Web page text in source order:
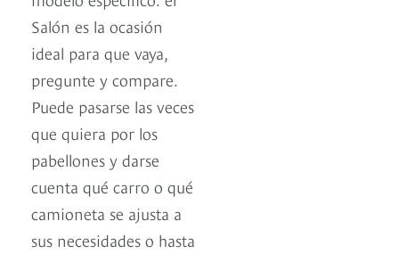
Salón es la ocasión
ideal para que vaya,
pregunte y compare.
Puede pasarse las veces
que quiera por los
pabellones y darse
cuenta qué carro o qué
camioneta se ajusta a
sus necesidades o hasta